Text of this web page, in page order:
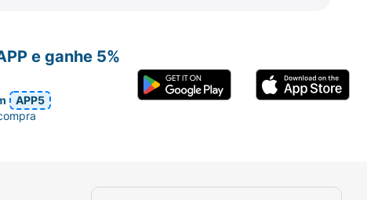
e ganhe 5%
APP5